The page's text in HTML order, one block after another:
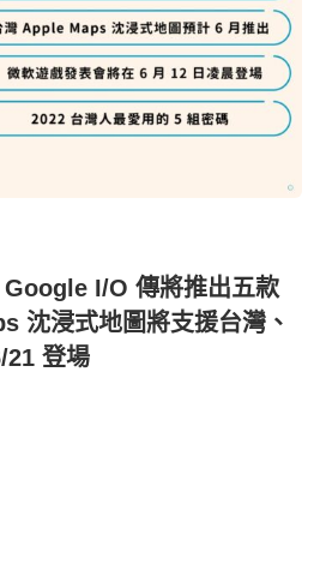
I/O 傳將推出五款
沈浸式地圖將支援台灣、
21 登場